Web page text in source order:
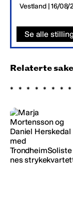
Vestland | 16/08/
Se alle
Relaterte